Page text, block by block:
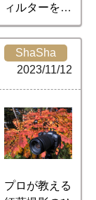
ィルターを使
いこなそう
ShaSha
2023/11/12
プロが教える